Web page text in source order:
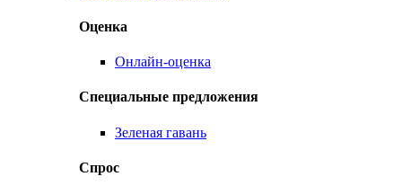
Оценка
Онлайн-оценка
Специальные предложения
Зеленая гавань
Спрос